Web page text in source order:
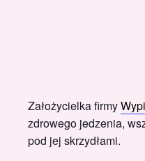
Założycielka firmy
zdrowego jedzenia,
pod jej skrzydłami.